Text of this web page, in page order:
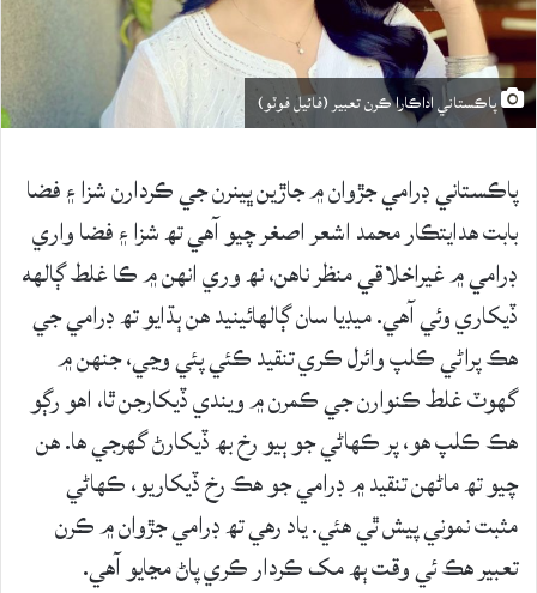
پاڪستاني اداڪارا ڪرن تعبير (فائيل فوٽو)
پاڪستاني ڊرامي جڙوان ۾ جاڙين ڀينرن جي ڪردارن شزا ۽ فضا
بابت هدايتڪار محمد اشعر اصغر چيو آهي تھ شزا ۽ فضا واري
ڊرامي ۾ غيراخلاقي منظر ناهن، نھ وري انهن ۾ ڪا غلط ڳالهه
ڏيکاري وئي آهي. ميڊيا سان ڳالهائينيد هن ٻڌايو تھ ڊرامي جي
هڪ پراڻي ڪلپ وائرل ڪري تنقيد ڪئي پئي وڃي، جنهن ۾
گهوٽ غلط ڪنوارن جي ڪمرن ۾ ويندي ڏيکارجن ٿا، اهو رڳو
هڪ ڪلپ هو، پر ڪهاڻي جو ٻيو رخ بھ ڏيکارڻ گهرجي ها. هن
چيو تھ ماڻهن تنقيد ۾ ڊرامي جو هڪ رخ ڏيکاريو، ڪهاڻي
مثبت نموني پيش ٿي هئي. ياد رهي تھ ڊرامي جڙوان ۾ ڪرن
تعبير هڪ ئي وقت ٻھ مک ڪردار ڪري پاڻ مڃايو آهي.